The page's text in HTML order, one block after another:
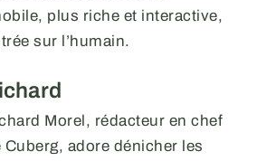
plus riche et interactive,
sur l’humain.
Morel, rédacteur en chef
Cuberg, adore dénicher les